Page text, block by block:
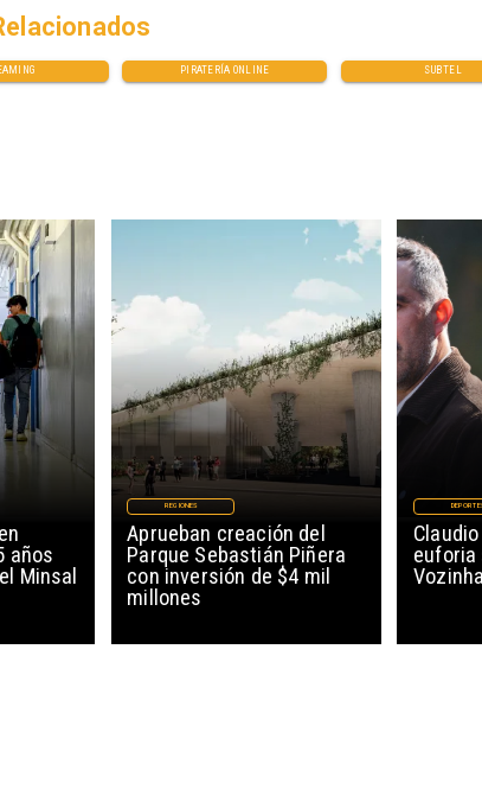
PIRATERÍA ONLINE SUBTEL
años
Minsal
Aprueban creación del
Parque Sebastián Piñera
con inversión de $4 mil
millones
REGIONES
euforia
Vozinha